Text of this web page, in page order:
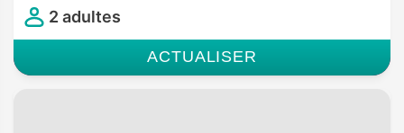
2 adultes
ACTUALISER